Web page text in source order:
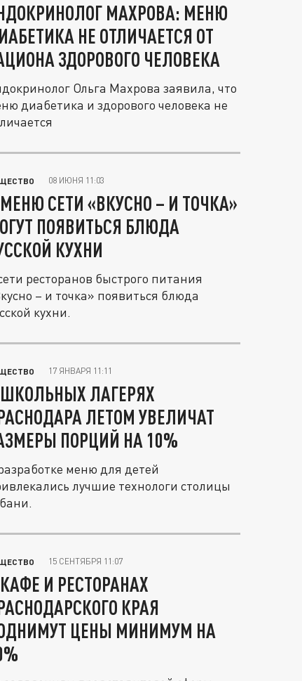
МАХРОВА: МЕНЮ
НЕ ОТЛИЧАЕТСЯ ОТ
ЗДОРОВОГО ЧЕЛОВЕКА
Ольга Махрова заявила, что
диабетика и здорового человека не
08 ИЮНЯ 11:03
СЕТИ «ВКУСНО – И ТОЧКА»
ПОЯВИТЬСЯ БЛЮДА
КУХНИ
ресторанов быстрого питания
– и точка» появиться блюда
кухни.
17 ЯНВАРЯ 11:11
ЛАГЕРЯХ
ЛЕТОМ УВЕЛИЧАТ
ПОРЦИЙ НА 10%
меню для детей
лучшие технологи столицы
15 СЕНТЯБРЯ 11:07
И РЕСТОРАНАХ
КРАЯ
ЦЕНЫ МИНИМУМ НА